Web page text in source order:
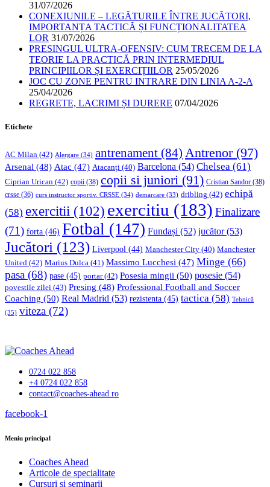
31/07/2026
CONEXIUNILE – LEGĂTURILE ÎNTRE JUCĂTORI,
IMPORTANȚA TACTICĂ ȘI FUNCȚIONALITATEA
LOR 31/07/2026
PRESINGUL ULTRA-OFENSIV: CUM TRECEM DE LA
TEORIE LA PRACTICĂ PRIN INTERMEDIUL
PRINCIPIILOR ȘI EXERCIȚIILOR 25/05/2026
JOC CU ZONE PENTRU INTRARE DIN LINIA A-2-A
25/04/2026
REGRETE, LACRIMI ȘI DURERE 07/04/2026
Etichete
AC Milan (42) Alergare (34) antrenament (84) Antrenor(97)
Arsenal (48) Atac (47) Atacanți (40) Barcelona (54) Chelsea (61)
Ciprian Urican (42) copii (38) copii si juniori (91) Cristian Sandor (38)
crsse (36) curs instructor sportiv. CRSSE (34) demarcare (33) dribling (42) echipă
(58) exercitii (102) exercitiu (183) Finalizare
(71) forta (46) Fotbal (147) Fundași (52) jucător(53)
Jucători (123) Liverpool (44) Manchester City (40) Manchester
United (42) Marius Dulca (41) Massimo Lucchesi (47) Minge (66)
pasa (68) pase (45) portar(42) Posesia mingii (50) posesie (54)
povestile zilei (43) Presing (48) Professional Football and Soccer
Coaching (50) Real Madrid (53) rezistenta (45) tactica (58) Tehnică
(35) viteza (72)
0724 022 858
+4 0724 022 858
contact@coaches-ahead.ro
facebook-1
Meniu principal
Coaches Ahead
Articole de specialitate
Cursuri și seminarii